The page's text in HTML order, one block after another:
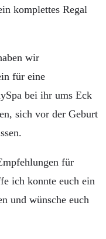
komplettes Regal
wir
für eine
bei ihr ums Eck
sich vor der Geburt
für
ich konnte euch ein
und wünsche euch